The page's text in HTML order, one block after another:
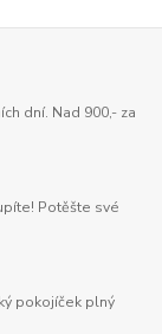
dní. Nad 900,- za
Potěšte své
pokojíček plný